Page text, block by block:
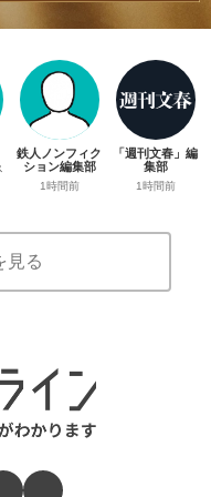
鉄人ノンフィク
ション編集部
1時間前
「週刊文春」編
集部
1時間前
見る